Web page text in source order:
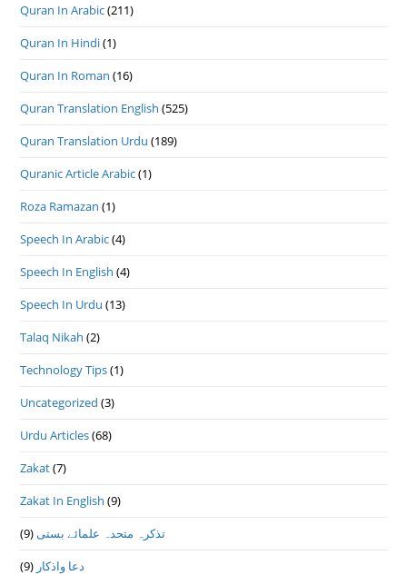
Quran In Arabic(211)
Quran In Hindi(1)
Quran In Roman (16)
Quran Translation English (525)
Quran Translation Urdu (189)
Quranic Article Arabic(1)
Roza Ramazan (1)
Speech In Arabic(4)
Speech In English (4)
Speech In Urdu (13)
Talaq Nikah (2)
Technology Tips(1)
Uncategorized (3)
Urdu Articles(68)
Zakat(7)
Zakat In English (9)
تذكرہ متحدہ علمائے بستى (9)
دعا واذكار (9)